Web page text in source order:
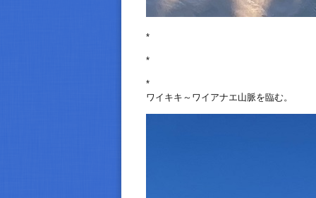
*
*
*
ワイキキ～ワイアナエ山脈を臨む。